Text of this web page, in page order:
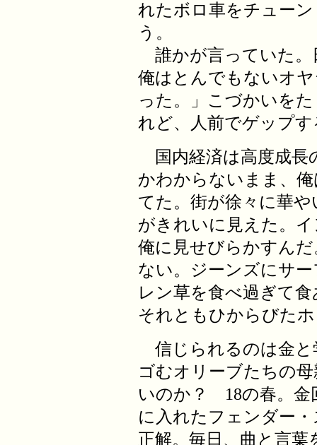
れたボロ車をチュー
う。
誰かが言っていた。
俺はとんでもないオ
った。」こづかいを
れど、人前でゲップ
国内経済は高度成長
かわからないまま、
てた。街が徐々に華
がきれいに見えた。
俺に見せびらかすん
ない。ジーンズにサ
レン草を食べ過ぎて
それともひからびた
信じられるのは金と
ゴむオリーブたちの
いのか？ 18の春。金
に入れたフェンダー
正解。毎日、曲と言